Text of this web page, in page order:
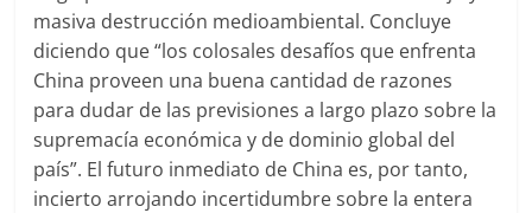
masiva destrucción medioambiental. Concluye
diciendo que “los colosales desafíos que enfrenta
China proveen una buena cantidad de razones
para dudar de las previsiones a largo plazo sobre la
supremacía económica y de dominio global del
país”. El futuro inmediato de China es, por tanto,
incierto arrojando incertidumbre sobre la entera